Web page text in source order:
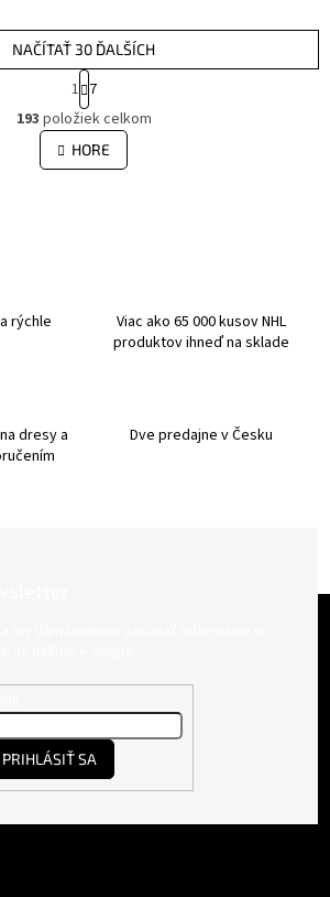
O
v
l
á
NAČÍTAŤ 30 ĎALŠÍCH
S
t
r
á
n
k
1 7
193 položiek celkom
HORE
rýchle
Viac ako 65 000 kusov NHL
produktov ihneď na sklade
dresy a
Dve predajne v Česku
PRIHLÁSIŤ SA